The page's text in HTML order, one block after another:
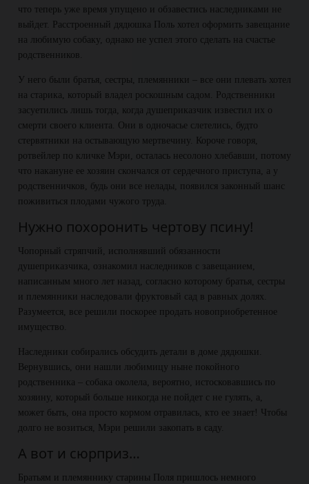
что теперь уже время упущено и обзавестись наследниками не
выйдет. Расстроенный дядюшка Поль хотел оформить завещание
на любимую собаку, однако не успел этого сделать на счастье
родственников.
У него были братья, сестры, племянники – все они плевать хотел
на старика, который владел роскошным садом. Родственники
засуетились лишь тогда, когда душеприказчик известил их о
смерти своего клиента. Они в одночасье слетелись, будто
стервятники на остывающую мертвечину. Короче говоря,
ротвейлер по кличке Мэри, осталась несолоно хлебавши, потому
что накануне ее хозяин скончался от сердечного приступа, а у
родственничков, будь они все нелады, появился законный шанс
поживиться плодами чужого труда.
Нужно похоронить чертову псину!
Чопорный стряпчий, исполнявший обязанности
душеприказчика, ознакомил наследников с завещанием,
написанным много лет назад, согласно которому братья, сестры
и племянники наследовали фруктовый сад в равных долях.
Разумеется, все решили поскорее продать новоприобретенное
имущество.
Наследники собирались обсудить детали в доме дядюшки.
Вернувшись, они нашли любимицу ныне покойного
родственника – собака околела, вероятно, истосковавшись по
хозяину, который больше никогда не пойдет с не гулять, а,
может быть, она просто кормом отравилась, кто ее знает! Чтобы
долго не возиться, Мэри решили закопать в саду.
А вот и сюрприз…
Братьям и племяннику старины Поля пришлось немного